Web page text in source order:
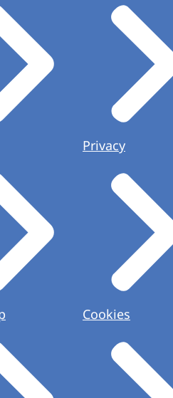
Privacy
Cookies